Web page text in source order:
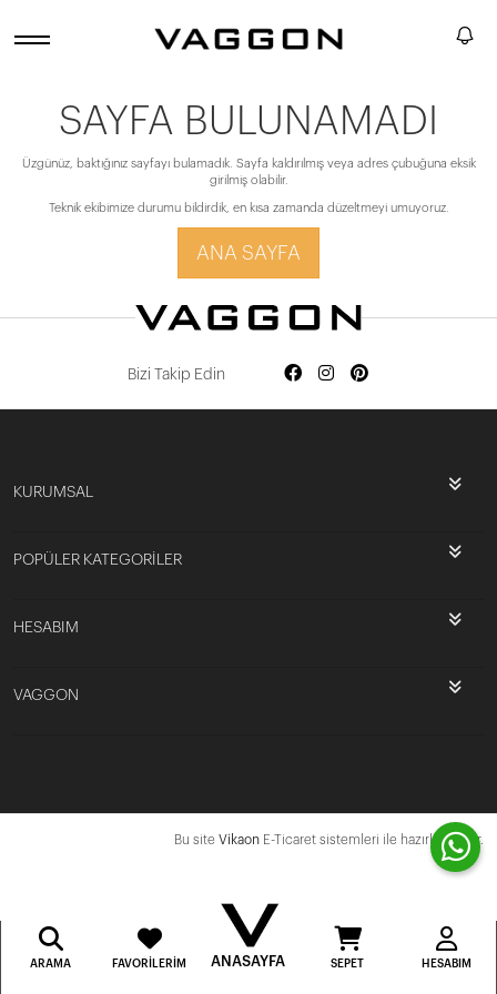
SAYFA BULUNAMADI
Üzgünüz, baktığınız sayfayı bulamadık. Sayfa kaldırılmış veya adres çubuğuna eksik
girilmiş olabilir.
Teknik ekibimize durumu bildirdik, en kısa zamanda düzeltmeyi umuyoruz.
ANA SAYFA
Bizi Takip Edin
KURUMSAL
POPÜLER KATEGORİLER
HESABIM
VAGGON
Bu site Vikaon E-Ticaret sistemleri ile hazırlanmıştır.
ARAMA FAVORILERIM ANASAYFA SEPET HESABIM